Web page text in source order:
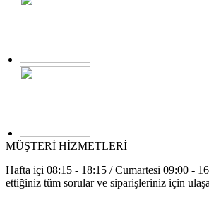
MÜŞTERİ HİZMETLERİ
Hafta içi 08:15 - 18:15 / Cumartesi 09:00 -
ettiğiniz tüm sorular ve siparişleriniz için